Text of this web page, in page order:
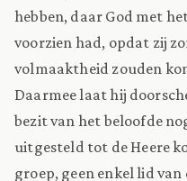
hebben, daar God met
voorzien had, opdat zij
volmaaktheid zouden
Daarmee laat hij
bezit van het beloofde
uitgesteld tot de Heere
groep, geen enkel lid